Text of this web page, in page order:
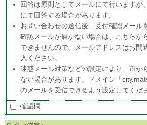
回答は原則としてメールにて行いますが
にて回答する場合があります。
お問い合わせの送信後、受付確認メール
確認メールが届かない場合は、こちらか
できませんので、メールアドレスはお間
入ください。
迷惑メール対策などの設定により、市か
ない場合があります。ドメイン「
のメールを受信できるよう設定してくだ
確認欄